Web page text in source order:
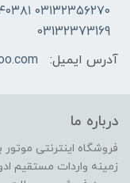
03132373169
آدرس ایمیل:
درباره ما
فروشگاه اینترنتی
زمینه واردات مستقیم